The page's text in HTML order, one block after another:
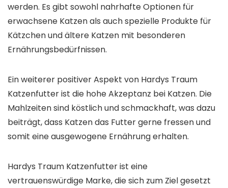
werden. Es gibt sowohl nahrhafte Optionen für
erwachsene Katzen als auch spezielle Produkte für
Kätzchen und ältere Katzen mit besonderen
Ernährungsbedürfnissen.
Ein weiterer positiver Aspekt von Hardys Traum
Katzenfutter ist die hohe Akzeptanz bei Katzen. Die
Mahlzeiten sind köstlich und schmackhaft, was dazu
beiträgt, dass Katzen das Futter gerne fressen und
somit eine ausgewogene Ernährung erhalten.
Hardys Traum Katzenfutter ist eine
vertrauenswürdige Marke, die sich zum Ziel gesetzt